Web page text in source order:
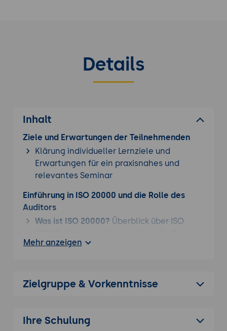
Details
Inhalt
Ziele und Erwartungen der Teilnehmenden
Klärung individueller Lernziele und
Erwartungen für ein praxisnahes und
relevantes Seminar
Einführung in ISO 20000 und die Rolle des
Auditors
Was ist ISO 20000? Überblick über ISO
Service-Management (ITSM), die sich auf
ISO 20000 und ITIL:Abgrenzung von ISO
ein strukturiertes ITSM schaffen.
Mehr anzeigen
Zielgruppe & Vorkenntnisse
Ihre Schulung